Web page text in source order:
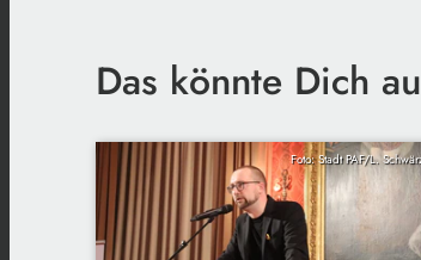
Das könnte Dich
Foto: Stadt PAF/L.